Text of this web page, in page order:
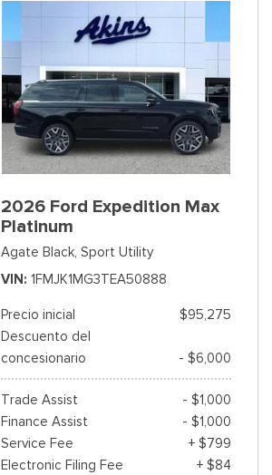
2026 Ford Expedition Max
Platinum
Agate Black, Sport Utility
VIN 1FMJK1MG3TEA50888
Precio inicial
$95,275
Descuento del
concesionario
- $6,000
Trade Assist
- $1,000
Finance Assist
- $1,000
Service Fee
+ $799
Electronic Filing Fee
+ $84